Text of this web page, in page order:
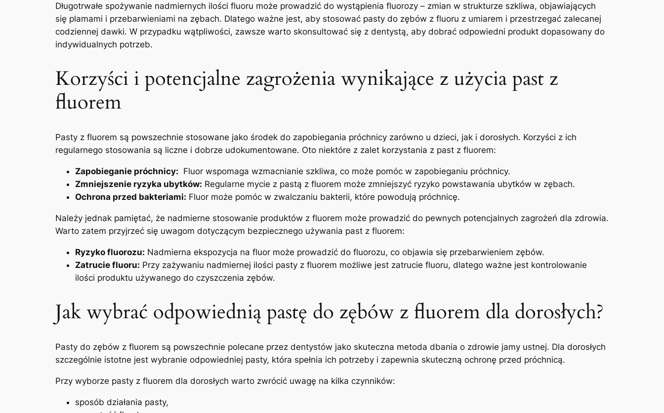
Długotrwałe spożywanie nadmiernych‍ ilości fluoru⁤ może prowadzić⁤ do wystąpienia fluorozy – zmian w strukturze szkliwa, objawiających⁣
się plamami i przebarwieniami na ⁣zębach. Dlatego ważne jest,‍ aby stosować pasty do zębów‌ z ‌fluoru⁣ z umiarem‌ i⁤ przestrzegać ⁣zalecanej
codziennej dawki. W przypadku ‍wątpliwości, zawsze warto skonsultować się z ⁤dentystą, aby dobrać odpowiedni produkt dopasowany ‌do
indywidualnych​ potrzeb.
Korzyści ⁤i potencjalne zagrożenia wynikające z użycia past ​z
fluorem
Pasty z ‍fluorem są ⁢powszechnie ⁤stosowane jako środek do zapobiegania próchnicy zarówno u dzieci, jak⁤ i dorosłych. Korzyści z ich
regularnego stosowania są liczne i⁣ dobrze⁢ udokumentowane.⁢ Oto niektóre z zalet korzystania z ‌past z ‍fluorem:
Zapobieganie próchnicy: ​ Fluor wspomaga wzmacnianie szkliwa, co ‍może pomóc w zapobieganiu próchnicy.
Zmniejszenie ryzyka ubytków: Regularne mycie z⁤ pastą z fluorem może ⁤zmniejszyć⁢ ryzyko powstawania ubytków w zębach.
Ochrona przed bakteriami: Fluor‌ może pomóc w zwalczaniu bakterii, które ⁤powodują próchnicę.
Należy jednak pamiętać, ⁣że nadmierne​ stosowanie produktów z‌ fluorem‌ może prowadzić do⁣ pewnych⁣ potencjalnych zagrożeń ‌dla zdrowia.
Warto zatem ​przyjrzeć się ⁣uwagom dotyczącym bezpiecznego‍ używania ⁣past z fluorem:
Ryzyko fluorozu: Nadmierna ekspozycja‍ na fluor może prowadzić do fluorozu, co objawia się przebarwieniem ‍zębów.
Zatrucie fluoru: ‌Przy ⁣zażywaniu nadmiernej ilości pasty z fluorem możliwe jest zatrucie fluoru, ⁣dlatego ważne jest kontrolowanie
ilości produktu używanego do czyszczenia zębów.
Jak wybrać‌ odpowiednią pastę do zębów z fluorem dla dorosłych?
Pasty ‌do zębów z fluorem są powszechnie⁤ polecane przez dentystów jako skuteczna metoda dbania o zdrowie ⁤jamy ustnej. Dla dorosłych
szczególnie istotne jest wybranie odpowiedniej pasty, która spełnia ich potrzeby i zapewnia‍ skuteczną ochronę‌ przed próchnicą.
Przy⁢ wyborze pasty z fluorem dla dorosłych warto zwrócić uwagę na ⁤kilka czynników:
sposób działania pasty,